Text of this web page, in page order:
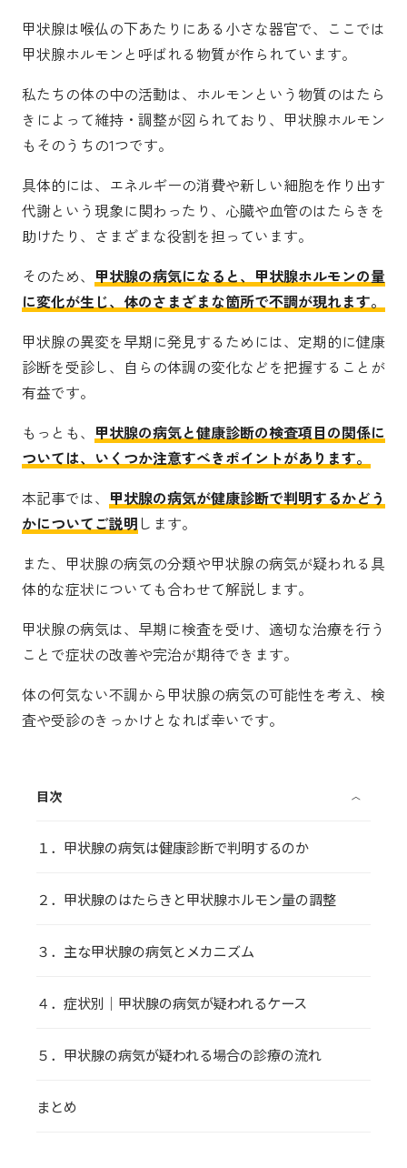
甲状腺は喉仏の下あたりにある小さな器官で、ここでは
甲状腺ホルモンと呼ばれる物質が作られています。
私たちの体の中の活動は、ホルモンという物質のはたら
きによって維持・調整が図られており、甲状腺ホルモン
もそのうちの1つです。
具体的には、エネルギーの消費や新しい細胞を作り出す
代謝という現象に関わったり、心臓や血管のはたらきを
助けたり、さまざまな役割を担っています。
そのため、 甲状腺の病気になると、甲状腺ホルモンの量
に変化が生じ、体のさまざまな箇所で不調が現れます。
甲状腺の異変を早期に発見するためには、定期的に健康
診断を受診し、自らの体調の変化などを把握することが
有益です。
もっとも、 甲状腺の病気と健康診断の検査項目の関係に
ついては、いくつか注意すべきポイントがあります。
本記事では、 甲状腺の病気が健康診断で判明するかどう
かについてご説明 します。
また、甲状腺の病気の分類や甲状腺の病気が疑われる具
体的な症状についても合わせて解説します。
甲状腺の病気は、早期に検査を受け、適切な治療を行う
ことで症状の改善や完治が期待できます。
体の何気ない不調から甲状腺の病気の可能性を考え、検
査や受診のきっかけとなれば幸いです。
〈
目次
１．甲状腺の病気は健康診断で判明するのか
２．甲状腺のはたらきと甲状腺ホルモン量の調整
３．主な甲状腺の病気とメカニズム
４．症状別｜甲状腺の病気が疑われるケース
５．甲状腺の病気が疑われる場合の診療の流れ
まとめ